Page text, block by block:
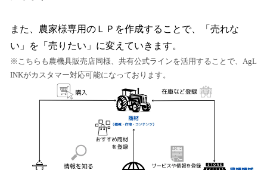
また、農家様専用のＬＰを作成することで、「売れな
い」を「売りたい」に変えていきます。
※こちらも農機具販売店同様、共有公式ラインを活用することで、AgL
INKがカスタマー対応可能になっております。